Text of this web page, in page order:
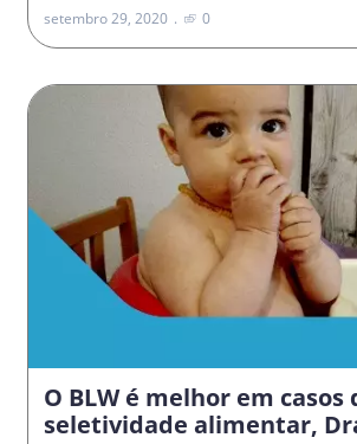
setembro 29, 2020 0
O BLW é melhor em casos
seletividade alimentar,